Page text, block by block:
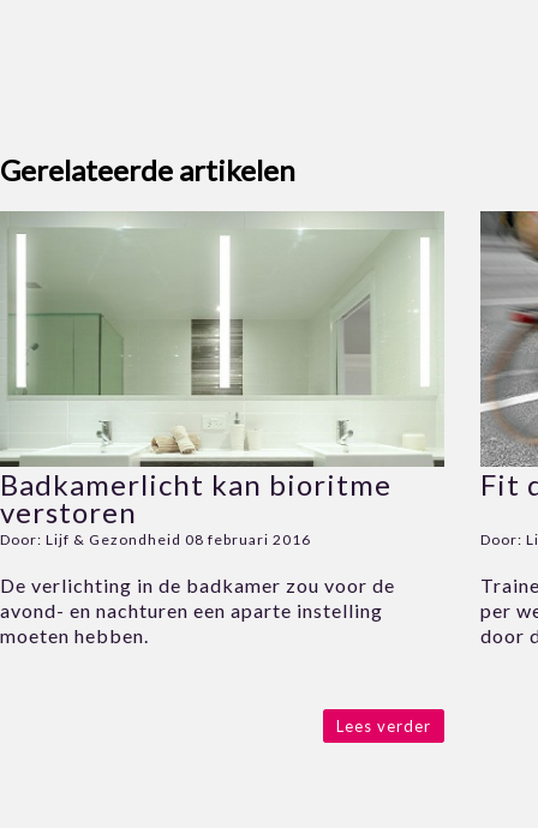
Gerelateerde artikelen
Badkamerlicht kan bioritme
verstoren
Door: Lijf & Gezondheid 08 februari 2016
De verlichting in de badkamer zou voor de
avond- en nachturen een aparte instelling
moeten hebben.
Lees verder
Fit
Door:
per
door